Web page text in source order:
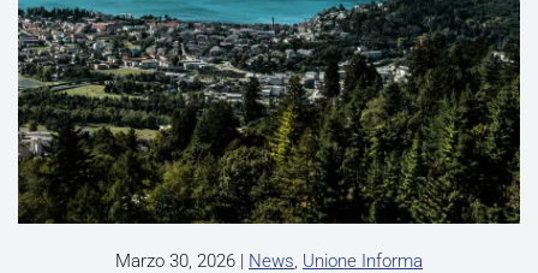
Marzo 30, 2026 | News, Unione Informa